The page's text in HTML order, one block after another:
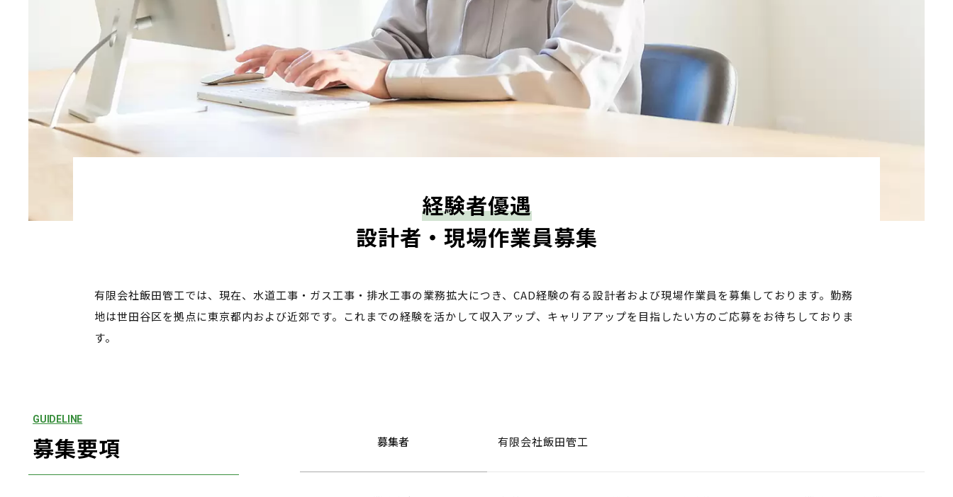
経験者優遇
設計者・現場作業員募集
有限会社飯田管工では、現在、水道工事・ガス工事・排水工事の業務拡大につき、CAD経験の有る設計者および現場作業員を募集しております。勤務
地は世田谷区を拠点に東京都内および近郊です。これまでの経験を活かして収入アップ、キャリアアップを目指したい方のご応募をお待ちしておりま
す。
GUIDELINE
募集要項 募集者 有限会社飯田管工